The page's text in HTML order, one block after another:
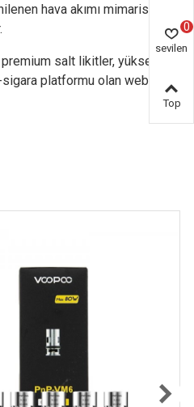
hava akımı mimarisi,
salt likitler, yüksek
platformu olan web
sevilen
0
Top